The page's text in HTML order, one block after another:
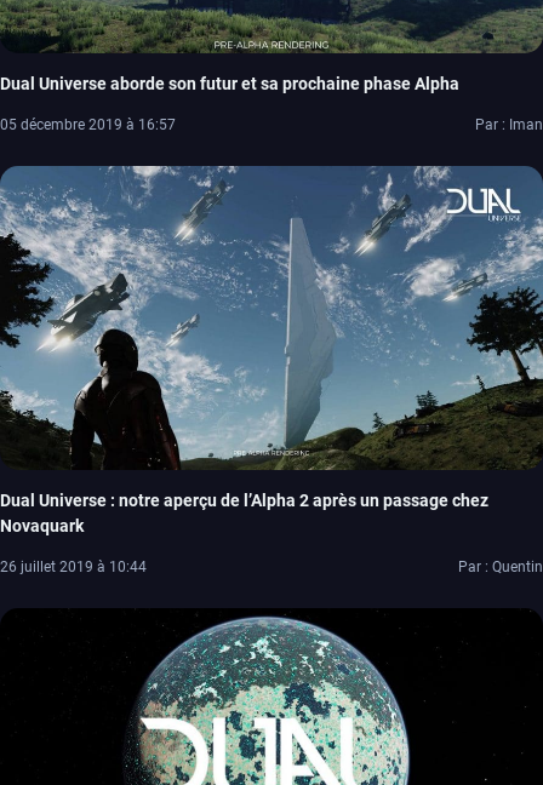
Dual Universe aborde son futur et sa prochaine phase Alpha
05 décembre 2019 à 16:57 Par : Iman
Dual Universe : notre aperçu de l’Alpha 2 après un passage chez
Novaquark
26 juillet 2019 à 10:44 Par : Quentin